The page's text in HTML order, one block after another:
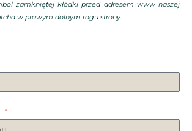
zamkniętej kłódki przed adresem www naszej
w prawym dolnym rogu strony.